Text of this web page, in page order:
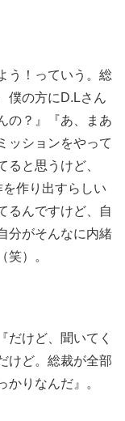
う！っていう。総
僕の方にD.Lさん
の？』『あ、まあ
ッションをやって
ると思うけど、
作り出すらしい
るんですけど、自
分がそんなに内緒
笑）。
だけど、聞いてく
けど。総裁が全部
りなんだ』。